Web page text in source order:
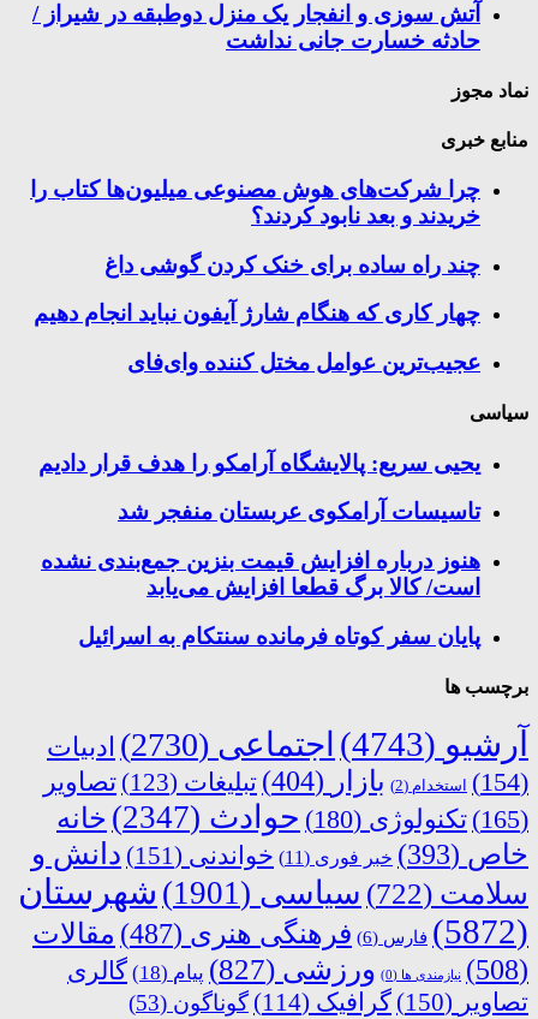
آتش سوزی و انفجار یک منزل دوطبقه در شیراز /
حادثه خسارت جانی نداشت
نماد مجوز
منابع خبری
چرا شرکت‌های هوش مصنوعی میلیون‌ها کتاب را
خریدند و بعد نابود کردند؟
چند راه‌ ساده برای خنک کردن گوشی داغ
چهار کاری که هنگام شارژ آیفون نباید انجام دهیم
عجیب‌ترین عوامل مختل کننده وای‌فای
سیاسی
یحیی سریع: پالایشگاه آرامکو را هدف قرار دادیم
تاسیسات آرامکوی عربستان منفجر شد
هنوز درباره افزایش قیمت بنزین جمع‌بندی نشده
است/ کالا برگ قطعا افزایش می‌یابد
پایان سفر کوتاه فرمانده سنتکام به اسرائیل
برچسب ها
آرشیو (4743) اجتماعی (2730)
ادبیات
(154)
استخدام (2) بازار (404) تبلیغات (123)
تصاویر
(165)
تکنولوژی (180) حوادث (2347)
خانه
خاص (393) خبر فوری (11) خواندنی (151)
دانش و
سلامت (722) سیاسی (1901)
شهرستان
(5872)
فارس (6) فرهنگی هنری (487)
مقالات
(508)
نیازمندی ها (0) ورزشی (827) پیام (18)
گالری
تصاویر (150) گرافیک (114) گوناگون (53)